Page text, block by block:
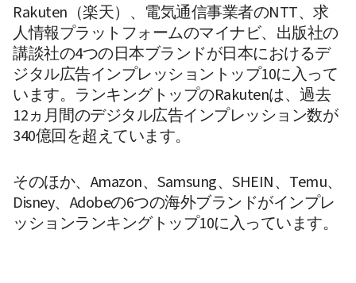
Rakuten（楽天）、電気通信事業者のNTT、求
人情報プラットフォームのマイナビ、出版社の
講談社の4つの日本ブランドが日本におけるデ
ジタル広告インプレッショントップ10に入って
います。ランキングトップのRakutenは、過去
12ヵ月間のデジタル広告インプレッション数が
340億回を超えています。
そのほか、Amazon、Samsung、SHEIN、Temu、
Disney、Adobeの6つの海外ブランドがインプレ
ッションランキングトップ10に入っています。